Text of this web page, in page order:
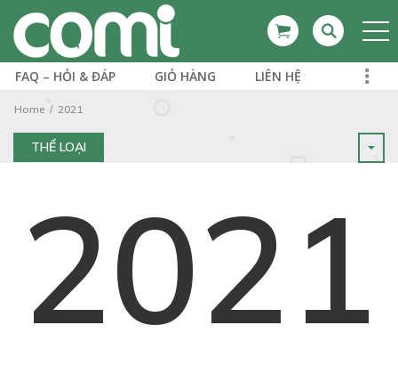
FAQ – HỎI & ĐÁP GIỎ HÀNG LIÊN HỆ
Home 2021
THỂ LOẠI
2021